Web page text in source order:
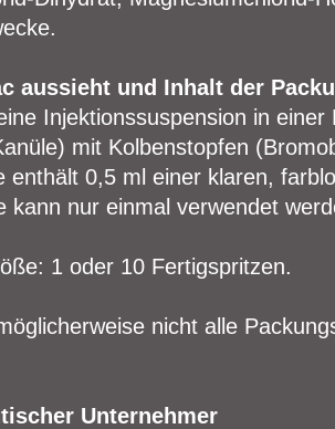
aussieht und Inhalt der
Injektionssuspension in
mit Kolbenstopfen
enthält 0,5 ml einer klaren,
kann nur einmal verwendet
1 oder 10 Fertigspritzen.
nicht alle
Unternehmer